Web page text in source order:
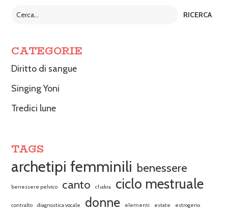
CATEGORIE
Diritto di sangue
Singing Yoni
Tredici lune
TAGS
archetipi femminili benessere
benessere pelvico canto chakra ciclo mestruale
contralto diagnostica vocale donne elementi estate estrogeno